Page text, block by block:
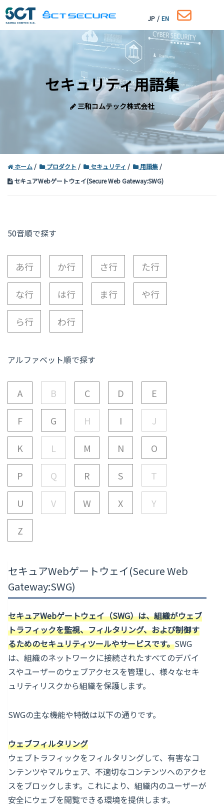
JP / EN
セキュリティ用語集
三和コムテック株式会社
ホーム プロダクト セキュリティ
用語集
セキュアWebゲートウェイ(Secure Web Gateway:SWG)
50音順で探す
あ行 か行 さ行 た行
な行 は行 ま行 や行
ら行 わ行
アルファベット順で探す
A B C D E
F G H I J
K L M N O
P Q R S T
U V W X Y
Z
セキュアWebゲートウェイ(Secure Web
Gateway:SWG)
セキュアWebゲートウェイ（SWG）は、組織がウェブ
トラフィックを監視、フィルタリング、および制御す
るためのセキュリティツールやサービスです。SWG
は、組織のネットワークに接続されたすべてのデバイ
スやユーザーのウェブアクセスを管理し、様々なセキ
ュリティリスクから組織を保護します。
SWGの主な機能や特徴は以下の通りです。
ウェブフィルタリング
ウェブトラフィックをフィルタリングして、有害なコ
ンテンツやマルウェア、不適切なコンテンツへのアクセ
スをブロックします。これにより、組織内のユーザーが
安全にウェブを閲覧できる環境を提供します。